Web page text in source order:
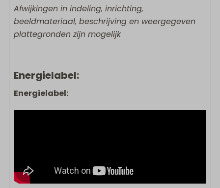
Afwijkingen in indeling, inrichting,
beeldmateriaal, beschrijving en weergegeven
plattegronden zijn mogelijk
Energielabel:
Energielabel: